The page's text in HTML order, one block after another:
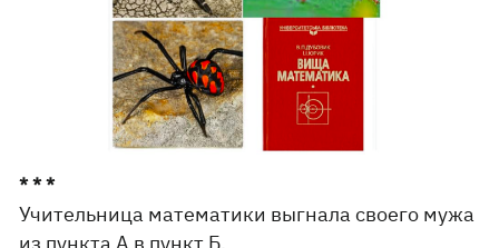
* * *
Учительница математики выгнала своего мужа